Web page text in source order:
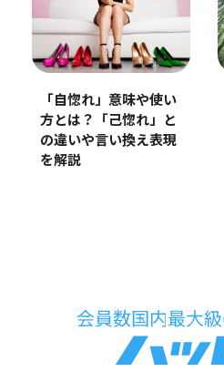
「自惚れ」意味や使い
方とは？「己惚れ」と
の違いや言い換え表現
を解説